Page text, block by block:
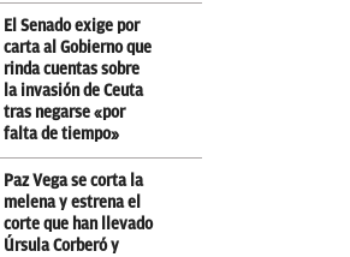
El Senado exige por
carta al Gobierno que
rinda cuentas sobre
la invasión de Ceuta
tras negarse «por
falta de tiempo»
Paz Vega se corta la
melena y estrena el
corte que han llevado
Úrsula Corberó y